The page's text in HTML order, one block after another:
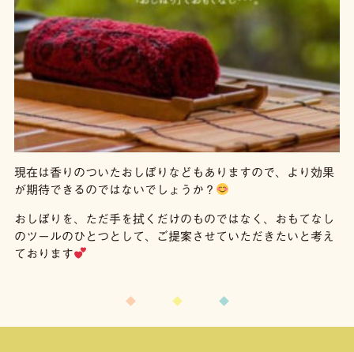
現在は香りのついたおしぼりなどもありますので、より効果
が期待できるのではないでしょうか？
おしぼりを、ただ手を拭くだけのものではなく、おもてなし
のツールのひとつとして、ご提案させていただきたいと考え
ております